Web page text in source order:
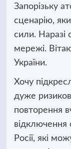
Запорізьку
сценарію,
сили. Наразі
мережі.
України.
Хочу
дуже
повторення
відключення
Росії, які